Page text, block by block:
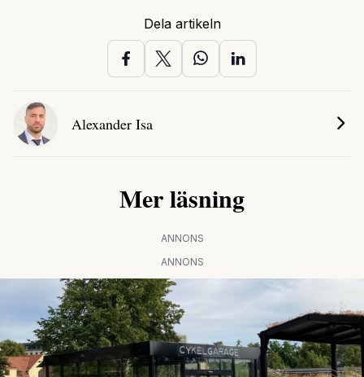
Dela artikeln
Alexander Isa
Mer läsning
ANNONS
ANNONS